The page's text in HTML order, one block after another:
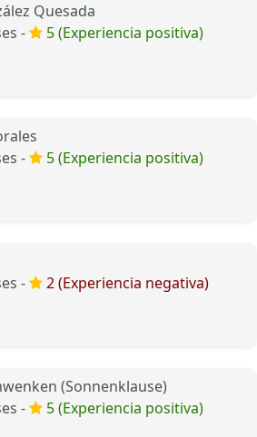
Quesada
-
5 (Experiencia positiva)
-
5 (Experiencia positiva)
-
2 (Experiencia negativa)
(Sonnenklause)
-
5 (Experiencia positiva)